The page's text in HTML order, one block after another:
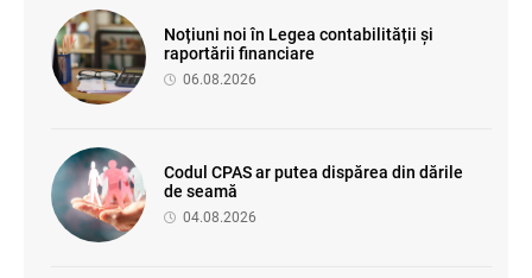
Noțiuni noi în Legea contabilității și
raportării financiare
06.08.2026
Codul CPAS ar putea dispărea din dările
de seamă
04.08.2026